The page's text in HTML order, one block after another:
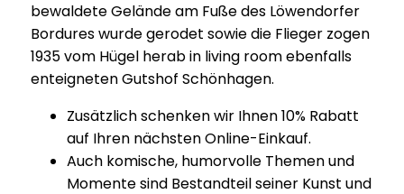
bewaldete Gelände am Fuße des Löwendorfer
Bordures wurde gerodet sowie die Flieger zogen
1935 vom Hügel herab in living room ebenfalls
enteigneten Gutshof Schönhagen.
Zusätzlich schenken wir Ihnen 10% Rabatt
auf Ihren nächsten Online-Einkauf.
Auch komische, humorvolle Themen und
Momente sind Bestandteil seiner Kunst und